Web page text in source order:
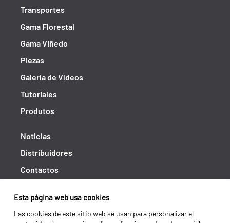
Esta página web usa cookies
Las cookies de este sitio web se usan para personalizar el
Transportes
Gama Florestal
Gama Viñedo
Piezas
Galería de Vídeos
Tutoriales
Produtos
Noticias
Distribuidores
Contactos
Shipping returns
Política de privacidad